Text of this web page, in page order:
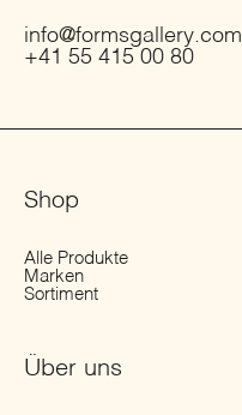
info@formsgallery.com
+41 55 415 00 80
Shop
Alle Produkte
Marken
Sortiment
Über uns